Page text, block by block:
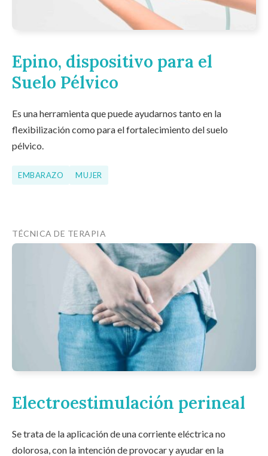
Epino, dispositivo para el
Suelo Pélvico
Es una herramienta que puede ayudarnos tanto en la
flexibilización como para el fortalecimiento del suelo
pélvico.
EMBARAZO MUJER
TÉCNICA DE TERAPIA
Electroestimulación perineal
Se trata de la aplicación de una corriente eléctrica no
dolorosa, con la intención de provocar y ayudar en la